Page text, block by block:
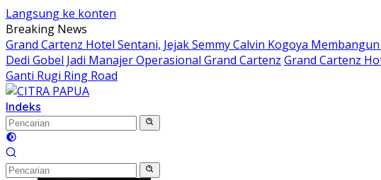
Langsung ke konten
Breaking News
Grand Cartenz Hotel Sentani, Jejak Semmy Calvin Kogoya
Dedi Gobel Jadi Manajer Operasional Grand Cartenz Grand Cartenz
Ganti Rugi Ring Road
Indeks